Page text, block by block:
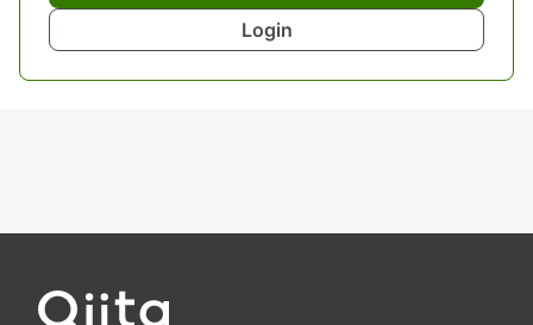
Login